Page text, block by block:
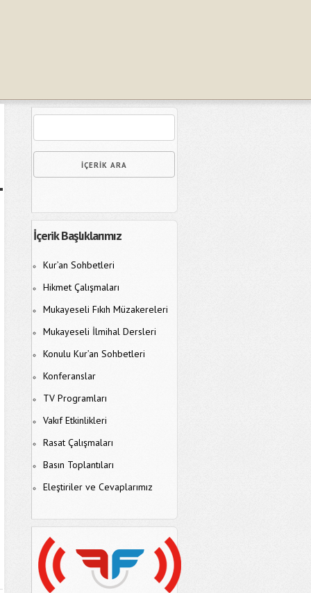
İçerik Başlıklarımız
Kur’an Sohbetleri
Hikmet Çalışmaları
Mukayeseli Fıkıh Müzakereleri
Mukayeseli İlmihal Dersleri
Konulu Kur’an Sohbetleri
Konferanslar
TV Programları
Vakıf Etkinlikleri
Rasat Çalışmaları
Basın Toplantıları
Eleştiriler ve Cevaplarımız